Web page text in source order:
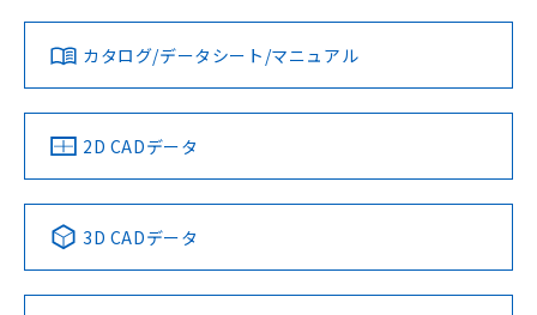
ダウンロードデータをご利用いただく前に、以下を必ずお読
みください。
ソフトウェアの使用条件
対応済み
中国 RoHS 注意事項・凡例
Pb Hg Cd Cr(VI)
カタログ/データシート/マニュアル
2D CADデータ
3D CADデータ